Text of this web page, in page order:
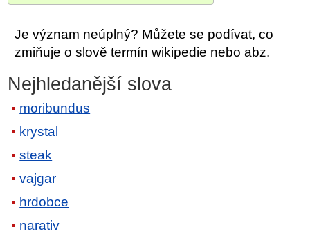
Je význam neúplný? Můžete se podívat, co
zmiňuje o slově termín wikipedie nebo abz.
Nejhledanější slova
moribundus
krystal
steak
vajgar
hrdobce
narativ